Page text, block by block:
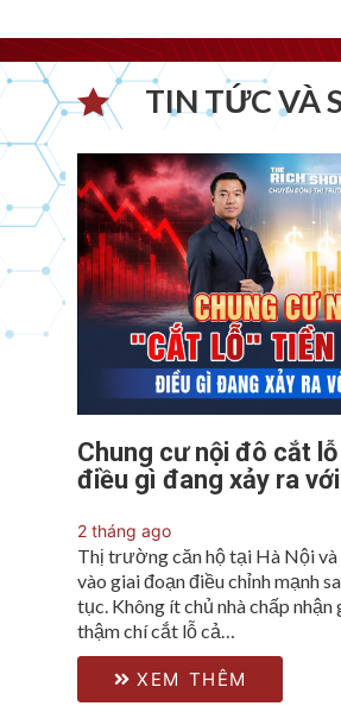
TIN TỨC VÀ
Chung cư nội đô cắt
điều gì đang xảy ra
2 tháng ago
Thị trường căn hộ tại Hà Nội
vào giai đoạn điều chỉnh mạnh
tục. Không ít chủ nhà chấp
thậm chí cắt lỗ cả…
XEM THÊM